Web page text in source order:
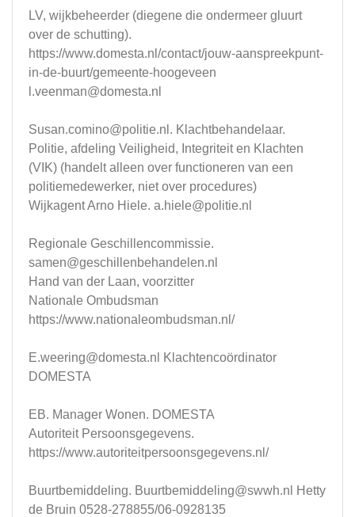
LV, wijkbeheerder (diegene die ondermeer gluurt
over de schutting).
https://www.domesta.nl/contact/jouw-aanspreekpunt-
in-de-buurt/gemeente-hoogeveen
l.veenman@domesta.nl
Susan.comino@politie.nl . Klachtbehandelaar.
Politie, afdeling Veiligheid, Integriteit en Klachten
(VIK) (handelt alleen over functioneren van een
politiemedewerker, niet over procedures)
Wijkagent Arno Hiele. a.hiele@politie.nl
Regionale Geschillencommissie.
samen@geschillenbehandelen.nl
Hand van der Laan, voorzitter
Nationale Ombudsman
https://www.nationaleombudsman.nl/
E.weering@domesta.nl
Klachtencoördinator
DOMESTA
EB. Manager Wonen. DOMESTA
Autoriteit Persoonsgegevens.
https://www.autoriteitpersoonsgegevens.nl/
Buurtbemiddeling. Buurtbemiddeling@swwh.nl
Hetty
de Bruin 0528-278855/06-0928135